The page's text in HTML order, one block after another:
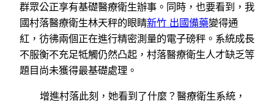
群眾公正享有基礎醫療衛生辦事。同時，也要看到，我
國村落醫療衛生林天秤的眼睛新竹 出國備藥變得通
紅，彷彿兩個正在進行精密測量的電子磅秤。系統成長
不服衡不充足牴觸仍然凸起，村落醫療衛生人才缺乏等
題目尚未獲得最基礎處理。
增進村落此刻，她看到了什麼？醫療衛生系統，